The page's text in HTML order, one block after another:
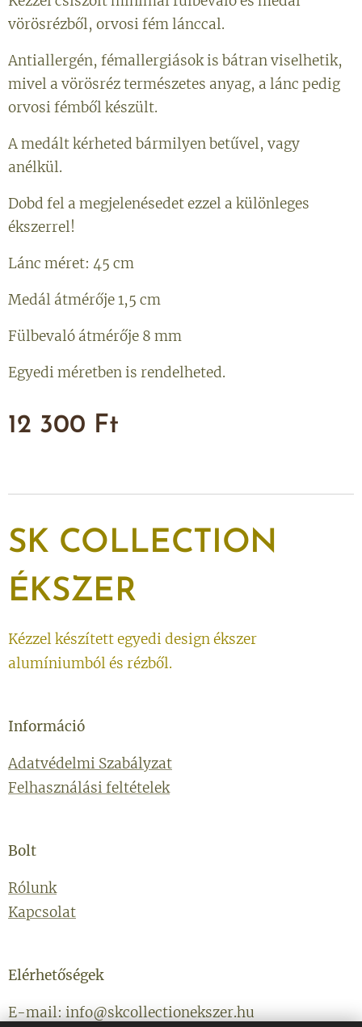
vörösrézből, orvosi fém lánccal.
Antiallergén, fémallergiások is bátran viselhetik,
mivel a vörösréz természetes anyag, a lánc pedig
orvosi fémből készült.
A medált kérheted bármilyen betűvel, vagy
anélkül.
Dobd fel a megjelenésedet ezzel a különleges
ékszerrel!
Lánc méret: 45 cm
Medál átmérője 1,5 cm
Fülbevaló átmérője 8 mm
Egyedi méretben is rendelheted.
12 300 Ft
SK COLLECTION
ÉKSZER
Kézzel készített egyedi design ékszer
alumíniumból és rézből.
Információ
Adatvédelmi Szabályzat
Felhasználási feltételek
Bolt
Rólunk
Kapcsolat
Elérhetőségek
E-mail: info@skcollectionekszer.hu